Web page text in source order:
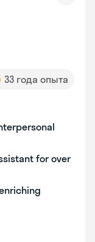
33 года опыта
for over